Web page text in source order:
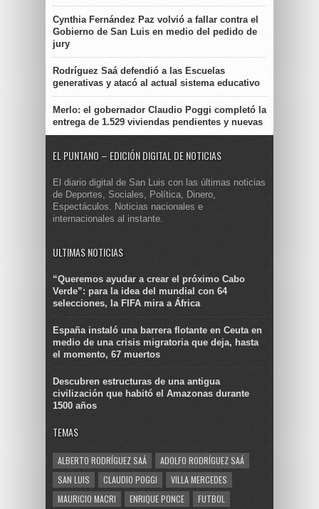
Cynthia Fernández Paz volvió a fallar contra el
Gobierno de San Luis en medio del pedido de
jury
Rodríguez Saá defendió a las Escuelas
generativas y atacó al actual sistema educativo
Merlo: el gobernador Claudio Poggi completó la
entrega de 1.529 viviendas pendientes y nuevas
EL PUNTANO – EDICIÓN DIGITAL DE NOTICIAS
El diario digital de San Luis con las últimas noticias
de Deportes, Sociales, Política, Dinero,
Espectáculos. Noticias nacionales e
internacionales al instante.
ULTIMAS NOTICIAS
“Queremos ayudar a crear el próximo Cabo
Verde”: para la idea del mundial con 64
selecciones, la FIFA mira a África
España instaló una barrera flotante en Ceuta en
medio de una crisis migratoria que deja, hasta
el momento, 67 muertos
Descubren estructuras de una antigua
civilización que habitó el Amazonas durante
1500 años
TEMAS
ALBERTO RODRÍGUEZ SAÁ
ADOLFO RODRÍGUEZ SAÁ
SAN LUIS
CLAUDIO POGGI
VILLA MERCEDES
MAURICIO MACRI
ENRIQUE PONCE FUTBOL